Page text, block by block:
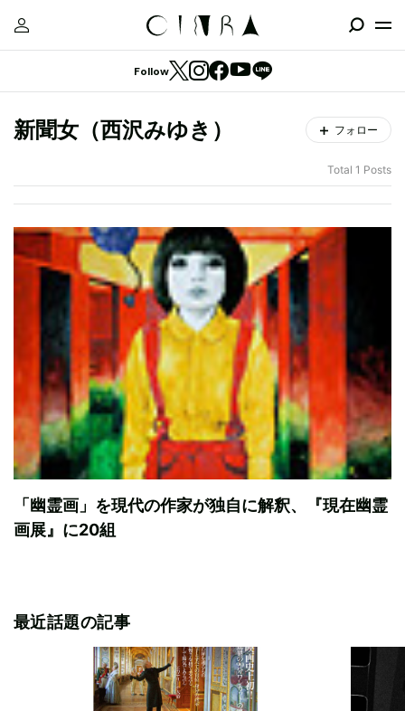
Follow
新聞女（西沢みゆき） フォロー
Total 1 Posts
「幽霊画」を現代の作家が独自に解釈、『現在幽霊
画展』に20組
最近話題の記事